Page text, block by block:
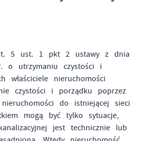
5 ust. 1 pkt 2 ustawy z dnia
o utrzymaniu czystości i
właściciele nieruchomości
czystości i porządku poprzez
nieruchomości do istniejącej sieci
mogą być tylko sytuacje,
jest technicznie lub
przez Ciebie ustawień oraz
możemy zapewnić Ci większy
funkcjonalności naszej strony poprzez
indywidualnych preferencji.
i personalizacyjne pliki
większej ilości funkcji na
pomagają nam rozwijać się i
potrzeb.